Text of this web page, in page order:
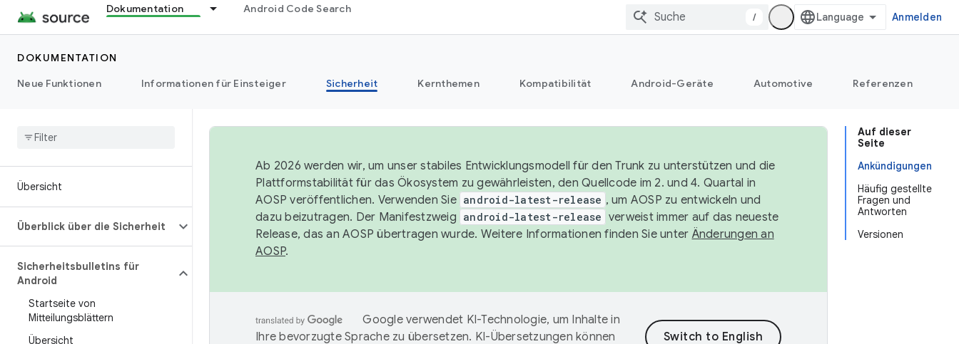
Dokumentation Android Code Search
/ Anmelden
DOKUMENTATION
Neue Funktionen
Informationen für Einsteiger Sicherheit Kernthemen Kompatibilität Android-Geräte Automotive Referenzen
Übersicht
Überblick über die Sicherheit
Sicherheitsbulletins für
Android
Startseite von
Mitteilungsblättern
Übersicht
Auf dieser
Seite
Ankündigungen
Häufig gestellte
Fragen und
Antworten
Versionen
Ab 2026 werden wir, um unser stabiles Entwicklungsmodell für den Trunk zu unterstützen und die
Plattformstabilität für das Ökosystem zu gewährleisten, den Quellcode im 2. und 4. Quartal in
AOSP veröffentlichen. Verwenden Sie android-latest-release , um AOSP zu entwickeln und
dazu beizutragen. Der Manifestzweig android-latest-release verweist immer auf das neueste
Release, das an AOSP übertragen wurde. Weitere Informationen finden Sie unter Änderungen an
AOSP.
Google verwendet KI-Technologie, um Inhalte in
Ihre bevorzugte Sprache zu übersetzen. KI-Übersetzungen können